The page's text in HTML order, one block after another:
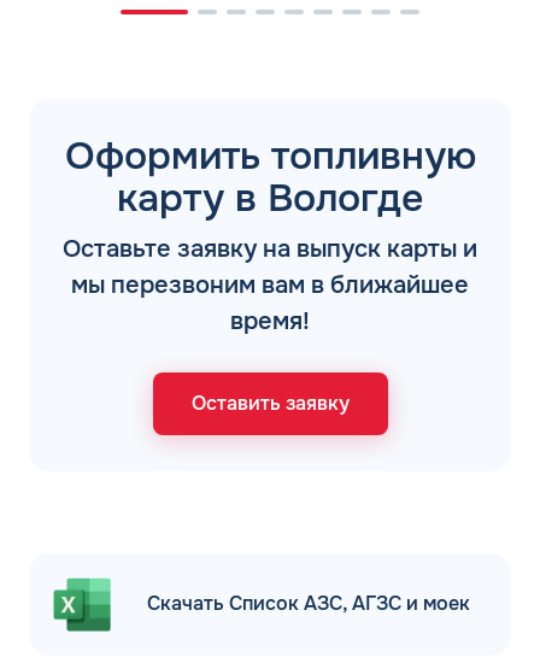
Оформить топливную
карту в Вологде
Оставьте заявку на выпуск карты и
мы перезвоним вам в ближайшее
время!
Оставить заявку
Скачать Список АЗС, АГЗС и моек